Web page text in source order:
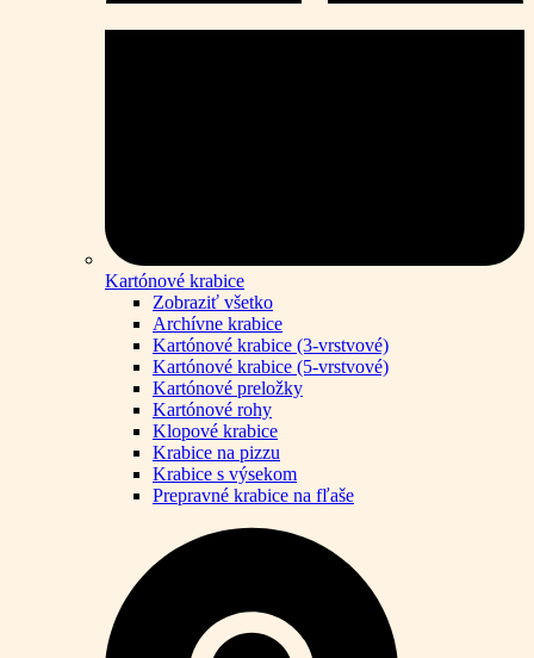
Kartónové krabice
Zobraziť všetko
Archívne krabice
Kartónové krabice (3-vrstvové)
Kartónové krabice (5-vrstvové)
Kartónové preložky
Kartónové rohy
Klopové krabice
Krabice na pizzu
Krabice s výsekom
Prepravné krabice na fľaše